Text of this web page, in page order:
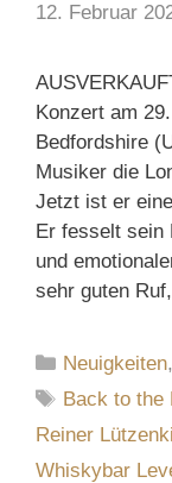
12. Februar
Konzert am
Bedfordshire
Musiker die
Jetzt ist er
Er fesselt sein
und
sehr guten
Kategorien
Neuigkeiten
Back to the
Reiner
Whiskybar